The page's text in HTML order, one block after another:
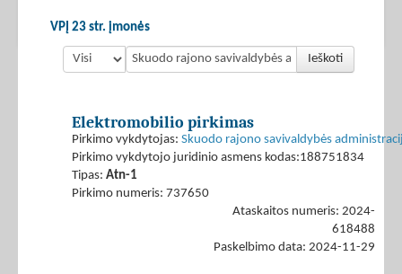
VPĮ 23 str. įmonės
Ieškoti
Elektromobilio pirkimas
Pirkimo vykdytojas: Skuodo rajono savivaldybės
Pirkimo vykdytojo juridinio asmens kodas:188751834
Tipas: Atn-1
Pirkimo numeris: 737650
Ataskaitos numeris: 2024-
618488
Paskelbimo data: 2024-11-29